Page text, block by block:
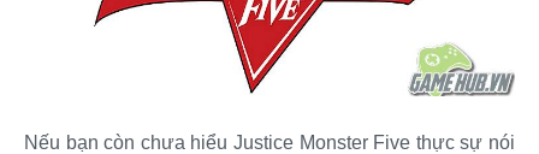
Nếu bạn còn chưa hiểu Justice Monster Five thực sự nói